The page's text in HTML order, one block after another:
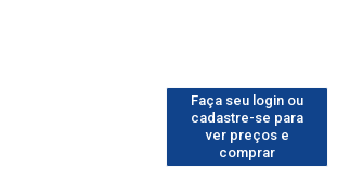
Faça seu login ou
cadastre-se para
ver preços e
comprar